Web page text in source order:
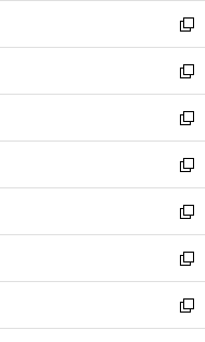
く
で
開
く
ィ
ン
ド
ウ
で
開
く
し
い
ウ
ィ
ン
ド
ウ
で
開
く
新
し
い
ウ
ィ
ン
ド
ウ
で
開
く
新
し
い
ウ
ィ
ン
ド
ウ
で
開
く
新
し
い
ウ
ィ
ン
ド
ウ
で
開
新
し
い
ウ
ィ
ン
ド
ウ
新
し
い
ウ
ィ
ン
新
し
い
ウ
新
し